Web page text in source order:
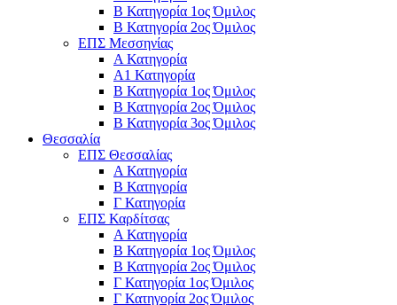
Β Κατηγορία 1ος Όμιλος
Β Κατηγορία 2ος Όμιλος
ΕΠΣ Μεσσηνίας
Α Κατηγορία
Α1 Κατηγορία
Β Κατηγορία 1ος Όμιλος
Β Κατηγορία 2ος Όμιλος
Β Κατηγορία 3ος Όμιλος
Θεσσαλία
ΕΠΣ Θεσσαλίας
Α Κατηγορία
Β Κατηγορία
Γ Κατηγορία
ΕΠΣ Καρδίτσας
Α Κατηγορία
Β Κατηγορία 1ος Όμιλος
Β Κατηγορία 2ος Όμιλος
Γ Κατηγορία 1ος Όμιλος
Γ Κατηγορία 2ος Όμιλος